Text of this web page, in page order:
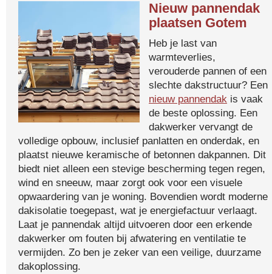
Nieuw pannendak
plaatsen Gotem
Heb je last van
warmteverlies,
verouderde pannen of een
slechte dakstructuur? Een
nieuw pannendak is vaak
de beste oplossing. Een
dakwerker vervangt de
volledige opbouw, inclusief panlatten en onderdak, en
plaatst nieuwe keramische of betonnen dakpannen. Dit
biedt niet alleen een stevige bescherming tegen regen,
wind en sneeuw, maar zorgt ook voor een visuele
opwaardering van je woning. Bovendien wordt moderne
dakisolatie toegepast, wat je energiefactuur verlaagt.
Laat je pannendak altijd uitvoeren door een erkende
dakwerker om fouten bij afwatering en ventilatie te
vermijden. Zo ben je zeker van een veilige, duurzame
dakoplossing.